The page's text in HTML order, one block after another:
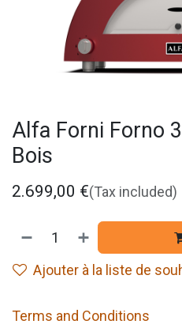
Alfa Forni Forno
Bois
2.699,00 €(Tax included)
Ajouter à la liste de
Terms and Conditions